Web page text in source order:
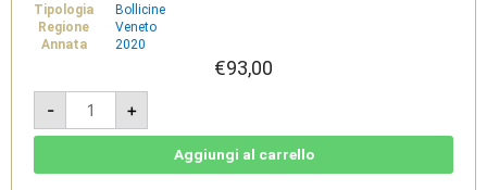
Tipologia
Bollicine
Regione
Veneto
Annata
2020
€93,00
-
Cassa
bottiglie
-
+
Aggiungi al carrello